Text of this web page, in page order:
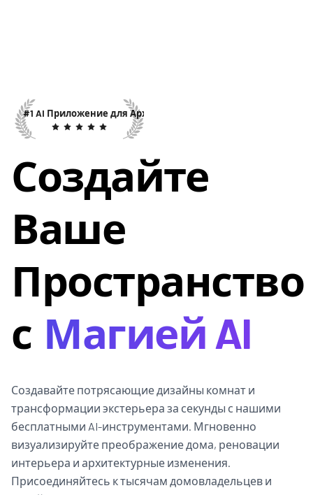
#1 AI Приложение для Архитектуры
Создайте
Ваше
Пространство
с Магией AI
Создавайте потрясающие дизайны комнат и
трансформации экстерьера за секунды с нашими
бесплатными AI-инструментами. Мгновенно
визуализируйте преображение дома, реновации
интерьера и архитектурные изменения.
Присоединяйтесь к тысячам домовладельцев и